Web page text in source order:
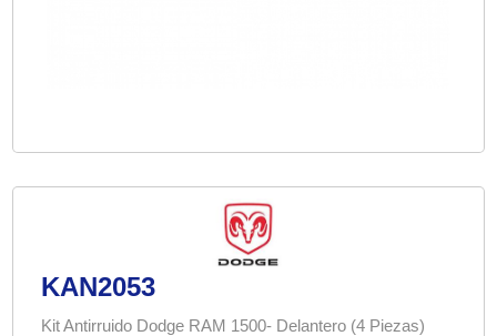
KAN2053
Kit Antirruido Dodge RAM 1500- Delantero (4 Piezas)